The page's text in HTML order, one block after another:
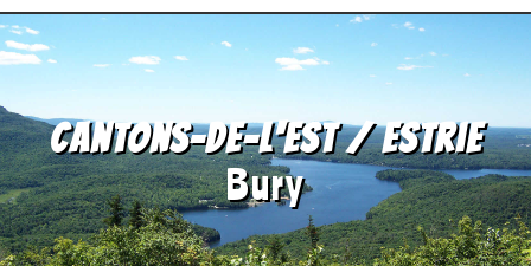
Cantons-de-l'Est / Estrie
Bury